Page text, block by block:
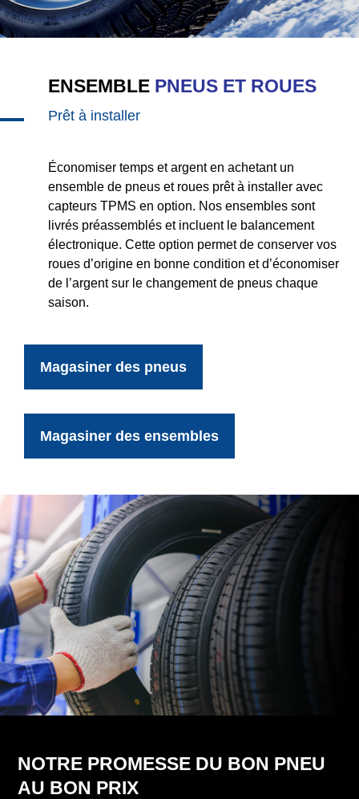
ENSEMBLE PNEUS ET ROUES
Prêt à installer
Économiser temps et argent en achetant un
ensemble de pneus et roues prêt à installer avec
capteurs TPMS en option. Nos ensembles sont
livrés préassemblés et incluent le balancement
électronique. Cette option permet de conserver vos
roues d’origine en bonne condition et d’économiser
de l’argent sur le changement de pneus chaque
saison.
Magasiner des pneus
Magasiner des ensembles
NOTRE PROMESSE DU BON PNEU
AU BON PRIX